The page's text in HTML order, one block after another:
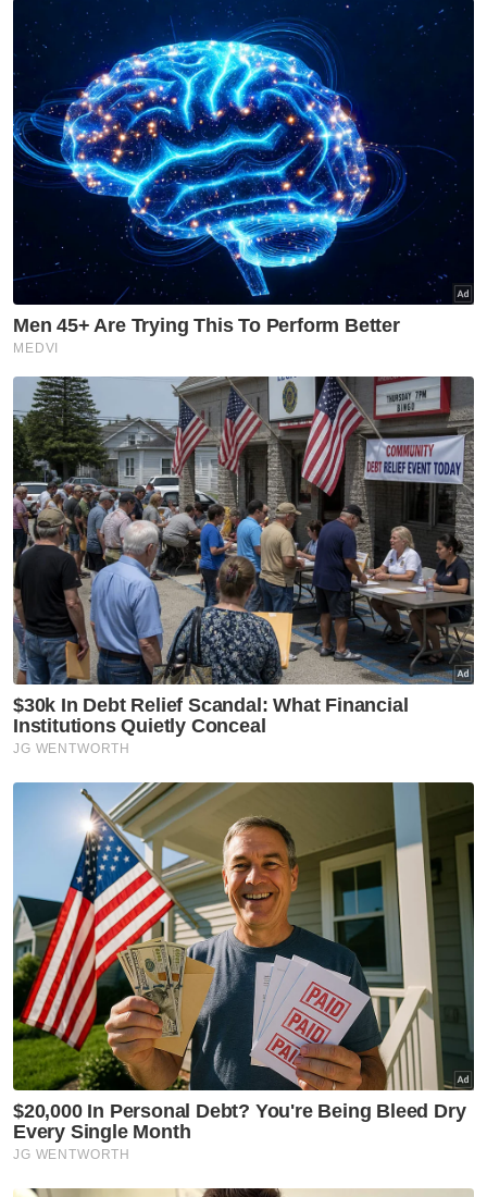
Berita Telus & Tulus menerusi E-Mel setiap
hari!
Tinagaran berkata, kuota tersebut tidak
harus diberikan kepada mana-mana parti
politik memandangkan mereka sudah
disediakan tempat yang cukup banyak.
yang mahukan kuota pertubuhan bukan
kerajaan (NGO) dalam lantikan ahli majlis PBT
dikekalkan diisi dengan individu yang benar-
benar dalam kalangan NGO, kita sokongan
sepenuhnya," katanya.
Menurutnya, Menteri Besar Perak, Datuk
Seri Ahmad Faizal Azumu harus diberikan
kuasa penuh tanpa dipengaruhi sesiapa
dalam membuat keputusan berhubung
perkara ini.
Muat turun aplikasi Sinar Harian.
Harap bantu kajian selidik kami dan
dapatkan baucar tunai.
×
Apakah bangsa anda?
Melayu Cina
India Etnik Sabah & Sarawak
Lain lain
Masuk | Daftar VPoints:0
Parti Komponen PH
MA Tinagaran